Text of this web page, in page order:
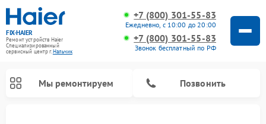
FIX-HAIER
Ремонт устройств Haier
Специализированный
cервисный центр г.Нальчик
+7 (800) 301-55-83
Ежедневно, с 10:00 до 20:00
+7 (800) 301-55-83
Звонок бесплатный по РФ
Мы ремонтируем Позвонить